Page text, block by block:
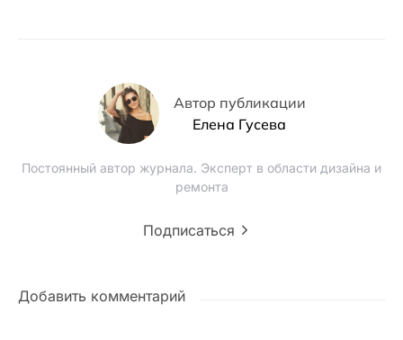
Автор публикации
Елена Гусева
Постоянный автор журнала. Эксперт в области дизайна и
ремонта
Подписаться
Добавить комментарий